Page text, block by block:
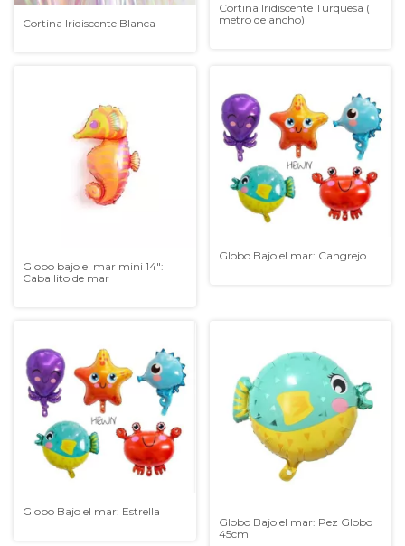
Cortina Iridiscente Blanca
Cortina Iridiscente Turquesa (1
metro de ancho)
Globo bajo el mar mini 14":
Caballito de mar
Globo Bajo el mar: Cangrejo
Globo Bajo el mar: Estrella
Globo Bajo el mar: Pez Globo
45cm